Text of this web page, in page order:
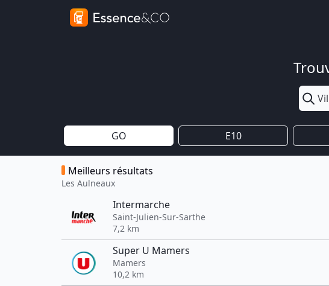
GO E10
Meilleurs résultats
Les Aulneaux
Intermarche
Saint-Julien-Sur-Sarthe
7,2 km
Super U Mamers
Mamers
10,2 km